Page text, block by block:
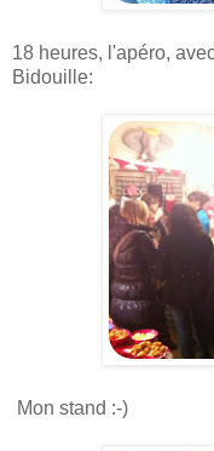
18 heures, l'apéro,
Bidouille:
Mon stand :-)